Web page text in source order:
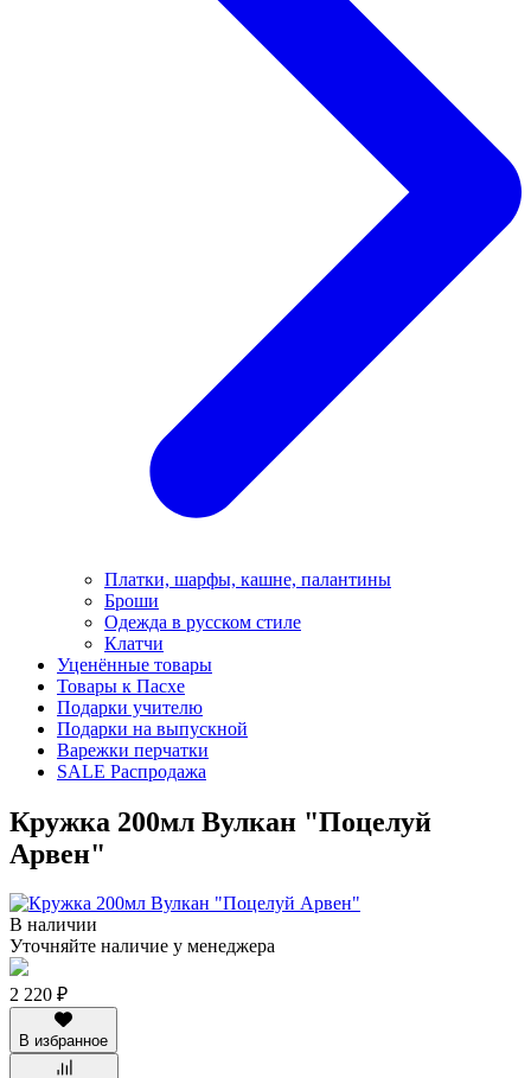
Платки, шарфы, кашне, палантины
Броши
Одежда в русском стиле
Клатчи
Уценённые товары
Товары к Пасхе
Подарки учителю
Подарки на выпускной
Варежки перчатки
SALE Распродажа
Кружка 200мл Вулкан "Поцелуй
Арвен"
В наличии
Уточняйте наличие у менеджера
2 220 ₽
В избранное